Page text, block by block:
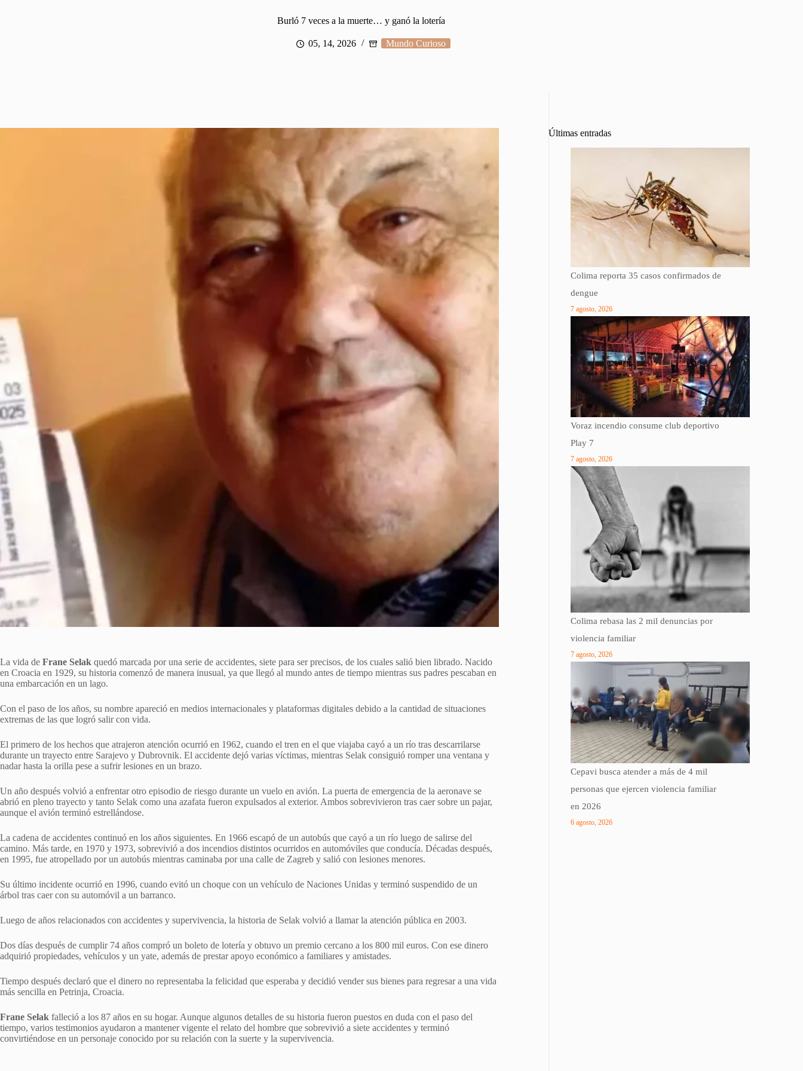
Burló 7 veces a la muerte… y ganó la lotería
05, 14, 2026 Mundo Curioso
La vida de Frane Selak quedó marcada por una serie de accidentes, siete para ser precisos, de los cuales salió bien librado. Nacido
en Croacia en 1929, su historia comenzó de manera inusual, ya que llegó al mundo antes de tiempo mientras sus padres pescaban en
una embarcación en un lago.
Con el paso de los años, su nombre apareció en medios internacionales y plataformas digitales debido a la cantidad de situaciones
extremas de las que logró salir con vida.
El primero de los hechos que atrajeron atención ocurrió en 1962, cuando el tren en el que viajaba cayó a un río tras descarrilarse
durante un trayecto entre Sarajevo y Dubrovnik. El accidente dejó varias víctimas, mientras Selak consiguió romper una ventana y
nadar hasta la orilla pese a sufrir lesiones en un brazo.
Un año después volvió a enfrentar otro episodio de riesgo durante un vuelo en avión. La puerta de emergencia de la aeronave se
abrió en pleno trayecto y tanto Selak como una azafata fueron expulsados al exterior. Ambos sobrevivieron tras caer sobre un pajar,
aunque el avión terminó estrellándose.
La cadena de accidentes continuó en los años siguientes. En 1966 escapó de un autobús que cayó a un río luego de salirse del
camino. Más tarde, en 1970 y 1973, sobrevivió a dos incendios distintos ocurridos en automóviles que conducía. Décadas después,
en 1995, fue atropellado por un autobús mientras caminaba por una calle de Zagreb y salió con lesiones menores.
Su último incidente ocurrió en 1996, cuando evitó un choque con un vehículo de Naciones Unidas y terminó suspendido de un
árbol tras caer con su automóvil a un barranco.
Luego de años relacionados con accidentes y supervivencia, la historia de Selak volvió a llamar la atención pública en 2003.
Dos días después de cumplir 74 años compró un boleto de lotería y obtuvo un premio cercano a los 800 mil euros. Con ese dinero
adquirió propiedades, vehículos y un yate, además de prestar apoyo económico a familiares y amistades.
Tiempo después declaró que el dinero no representaba la felicidad que esperaba y decidió vender sus bienes para regresar a una vida
más sencilla en Petrinja, Croacia.
Frane Selak falleció a los 87 años en su hogar. Aunque algunos detalles de su historia fueron puestos en duda con el paso del
tiempo, varios testimonios ayudaron a mantener vigente el relato del hombre que sobrevivió a siete accidentes y terminó
convirtiéndose en un personaje conocido por su relación con la suerte y la supervivencia.
Últimas entradas
Colima reporta 35 casos confirmados de
dengue
7 agosto, 2026
Voraz incendio consume club deportivo
Play 7
7 agosto, 2026
Colima rebasa las 2 mil denuncias por
violencia familiar
7 agosto, 2026
Cepavi busca atender a más de 4 mil
personas que ejercen violencia familiar
en 2026
6 agosto, 2026